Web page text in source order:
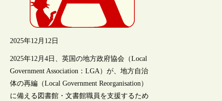
2025年12月12日
2025年12月4日、英国の地方政府協会（Local
Government Association：LGA）が、地方自治
体の再編（Local Government Reorganisation）
に備える図書館・文書館職員を支援するため